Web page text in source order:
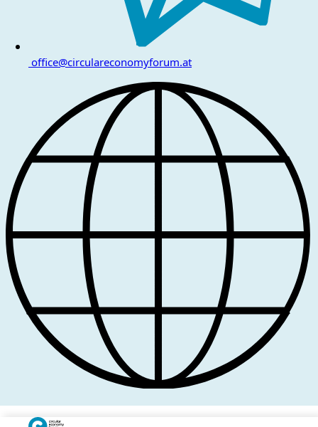
office@circulareconomyforum.at